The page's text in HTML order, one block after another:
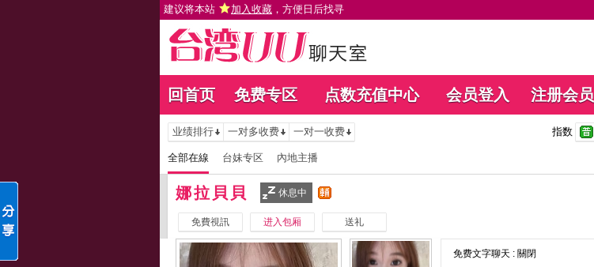
建议将本站 加入收藏 ，方便日后找寻
回首页 免费专区 点数充值中心 会员登入 注册会员
业绩排行 一对多收费 一对一收费 指数
全部在線 台妹专区 內地主播
娜拉貝貝 休息中
免費視訊 进入包厢 送礼
免费文字聊天 : 關閉